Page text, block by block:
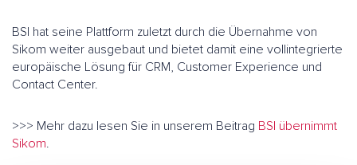
BSI hat seine Plattform zuletzt durch die Übernahme von
Sikom weiter ausgebaut und bietet damit eine vollintegrierte
europäische Lösung für CRM, Customer Experience und
Contact Center.
>>> Mehr dazu lesen Sie in unserem Beitrag BSI übernimmt
Sikom.